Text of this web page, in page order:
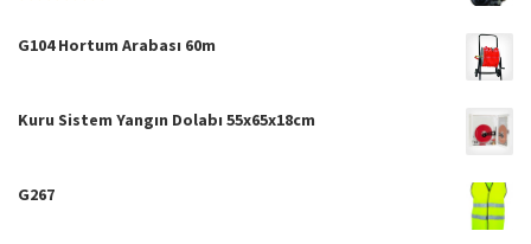
G104 Hortum Arabası 60m
Kuru Sistem Yangın Dolabı 55x65x18cm
G267